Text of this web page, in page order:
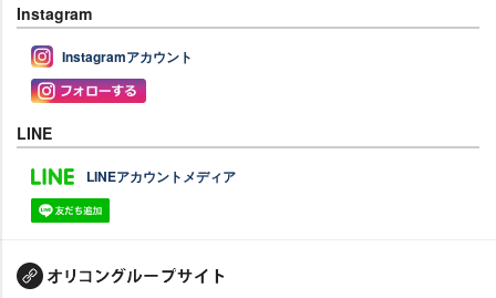
Instagram
Instagramアカウント
LINE
LINEアカウントメディア